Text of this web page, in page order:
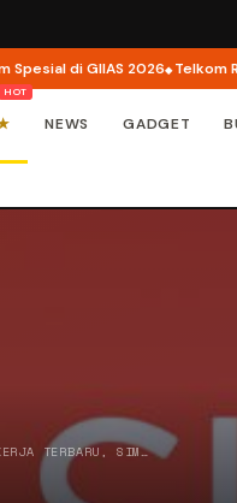
di GIIAS 2026 Telkom
NEWS GADGET
TERBARU, SIM…